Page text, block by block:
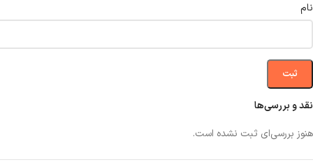
نقد و بررسی‌ها
هنوز بررسی‌ای ثبت نشده است.
نام